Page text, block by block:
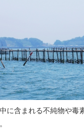
に含まれる不純物や毒